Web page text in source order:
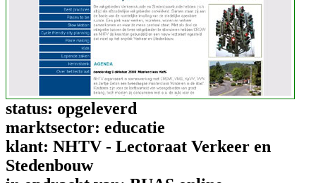
status: opgeleverd
marktsector: educatie
klant: NHTV - Lectoraat Verkeer en
Stedenbouw